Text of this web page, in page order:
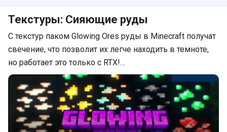
Текстуры: Сияющие руды
С текстур паком Glowing Ores руды в Minecraft получат
свечение, что позволит их легче находить в темноте,
но работает это только с RTX!…